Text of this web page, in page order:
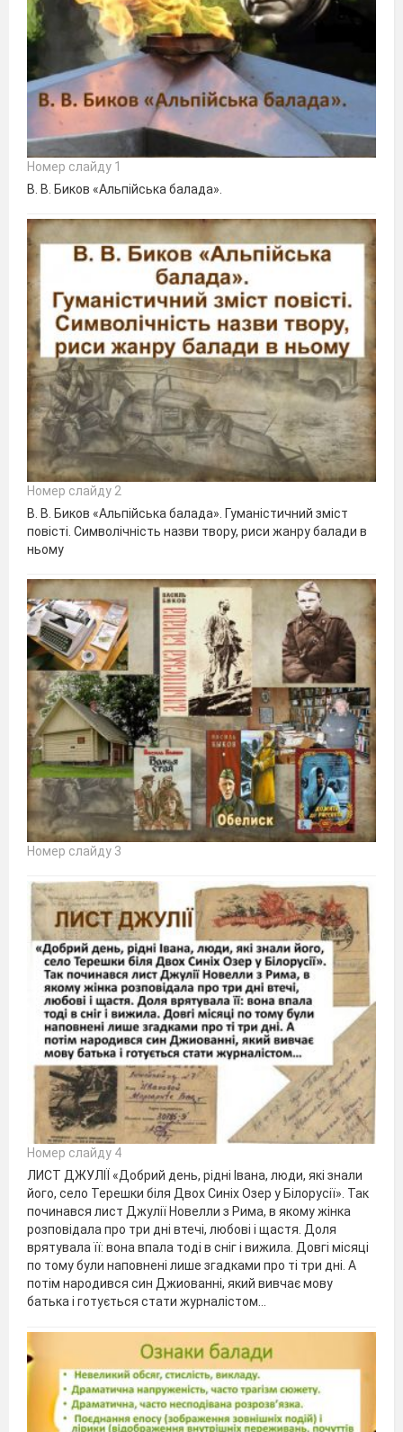
Номер слайду 1
В. В. Биков «Альпійська балада».
Номер слайду 2
В. В. Биков «Альпійська балада». Гуманістичний зміст
повісті. Символічність назви твору, риси жанру балади в
ньому
Номер слайду 3
Номер слайду 4
ЛИСТ ДЖУЛІЇ «Добрий день, рідні Івана, люди, які знали
його, село Терешки біля Двох Синіх Озер у Білорусії». Так
починався лист Джулії Новелли з Рима, в якому жінка
розповідала про три дні втечі, любові і щастя. Доля
врятувала її: вона впала тоді в сніг і вижила. Довгі місяці
по тому були наповнені лише згадками про ті три дні. А
потім народився син Джиованні, який вивчає мову
батька і готується стати журналістом…